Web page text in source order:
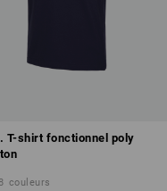
T-shirt fonctionnel poly
8 couleurs